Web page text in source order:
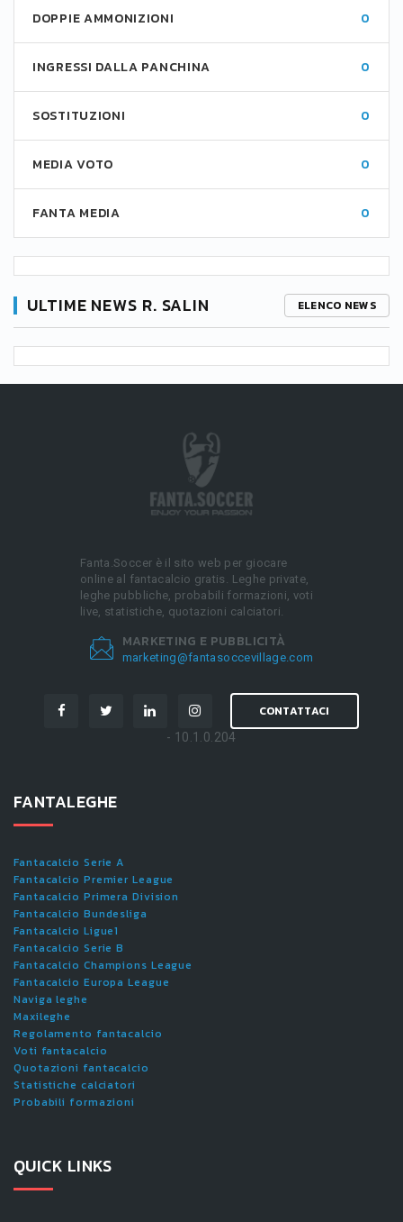
DOPPIE AMMONIZIONI 0
INGRESSI DALLA PANCHINA 0
SOSTITUZIONI 0
MEDIA VOTO 0
FANTA MEDIA 0
ULTIME NEWS R. SALIN ELENCO NEWS
Fanta.Soccer è il sito web per giocare
online al fantacalcio gratis. Leghe private,
leghe pubbliche, probabili formazioni, voti
live, statistiche, quotazioni calciatori.
MARKETING E PUBBLICITÀ
marketing@fantasoccevillage.com
CONTATTACI
- 10.1.0.204
FANTALEGHE
Fantacalcio Serie A
Fantacalcio Premier League
Fantacalcio Primera Division
Fantacalcio Bundesliga
Fantacalcio Ligue1
Fantacalcio Serie B
Fantacalcio Champions League
Fantacalcio Europa League
Naviga leghe
Maxileghe
Regolamento fantacalcio
Voti fantacalcio
Quotazioni fantacalcio
Statistiche calciatori
Probabili formazioni
QUICK LINKS